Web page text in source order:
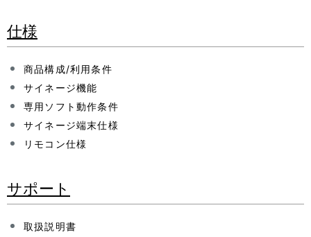
仕様
商品構成/利用条件
サイネージ機能
専用ソフト動作条件
サイネージ端末仕様
リモコン仕様
サポート
取扱説明書